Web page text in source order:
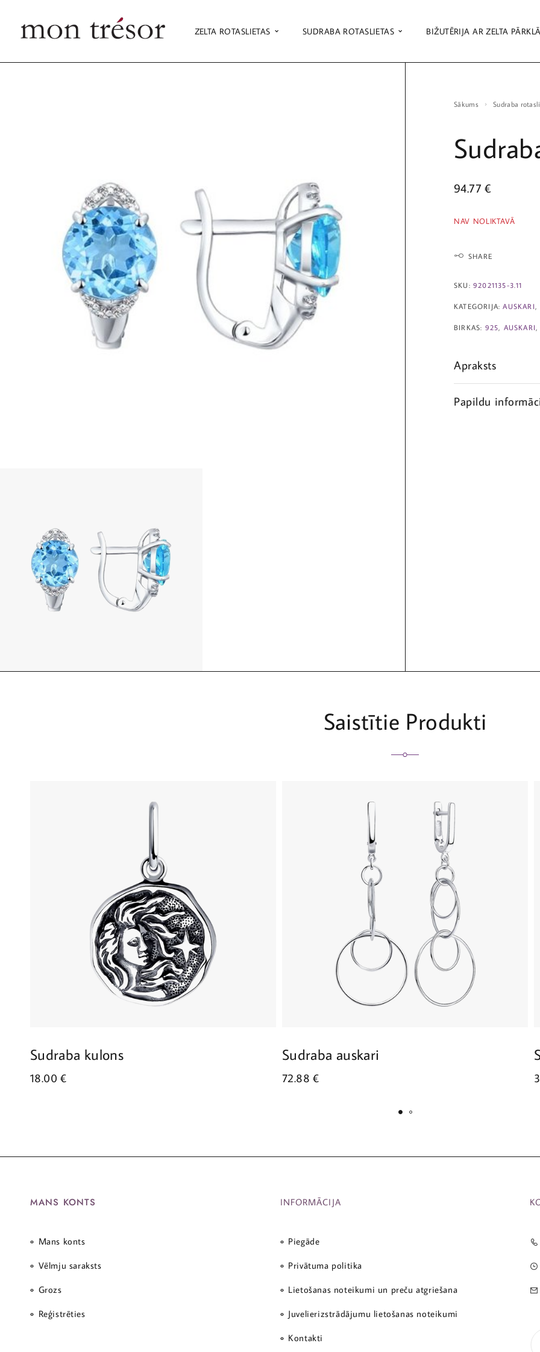
ZELTA ROTASLIETAS SUDRABA ROTASLIETAS BIŽUTĒRIJA AR ZELTA
Sākums Sudraba
94.77€
NAV NOLIKTAVĀ
SHARE
SKU: 92021135-3.11
KATEGORIJA:AUSKARI ,
BIRKAS: 925 AUSKARI
Apraksts
Papildu
Saistītie Produkti
Sudraba kulons
18.00€
Sudraba auskari
72.88€
MANS KONTS
Mans konts
Vēlmju saraksts
Grozs
Reģistrēties
INFORMĀCIJA
Piegāde
Privātuma politika
Lietošanas noteikumi un preču atgriešana
Juvelierizstrādājumu lietošanas noteikumi
Kontakti